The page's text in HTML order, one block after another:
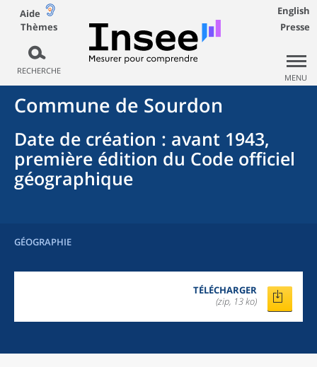
Aide
Thèmes
RECHERCHE
English
Presse
MENU
Commune de Sourdon
Date de création : avant 1943,
première édition du Code officiel
géographique
GÉOGRAPHIE
TÉLÉCHARGER
(zip, 13 ko)